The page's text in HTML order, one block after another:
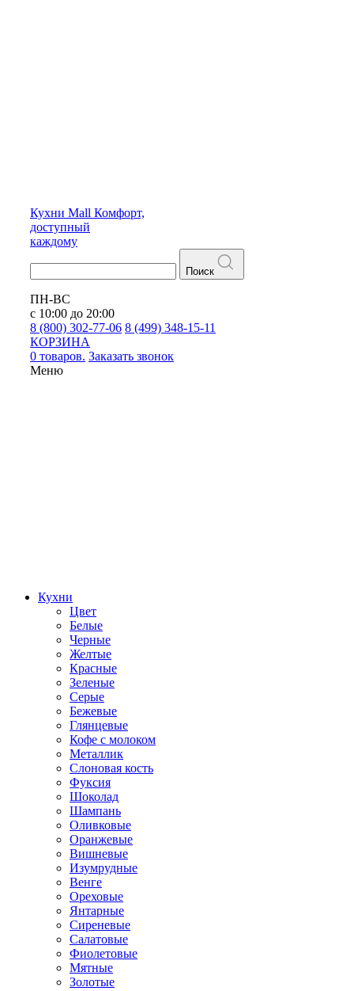
Кухни Mall Комфорт,
доступный
каждому
Поиск
ПН-ВС
с 10:00 до 20:00
8 (800) 302-77-06 8 (499) 348-15-11
КОРЗИНА
0 товаров. Заказать звонок
Меню
Кухни
Цвет
Белые
Черные
Желтые
Красные
Зеленые
Серые
Бежевые
Глянцевые
Кофе с молоком
Металлик
Слоновая кость
Фуксия
Шоколад
Шампань
Оливковые
Оранжевые
Вишневые
Изумрудные
Венге
Ореховые
Янтарные
Сиреневые
Салатовые
Фиолетовые
Мятные
Золотые